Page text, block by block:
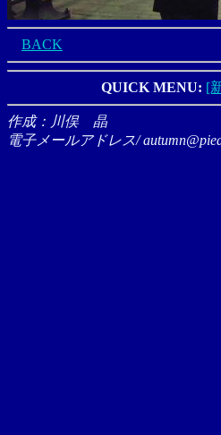
BACK
QUICK MENU: [
作成：川俣 晶
電子メールアドレス/